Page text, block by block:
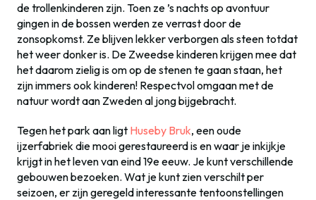
de trollenkinderen zijn. Toen ze ’s nachts op avontuur
gingen in de bossen werden ze verrast door de
zonsopkomst. Ze blijven lekker verborgen als steen totdat
het weer donker is. De Zweedse kinderen krijgen mee dat
het daarom zielig is om op de stenen te gaan staan, het
zijn immers ook kinderen! Respectvol omgaan met de
natuur wordt aan Zweden al jong bijgebracht.
Tegen het park aan ligt Huseby Bruk, een oude
ijzerfabriek die mooi gerestaureerd is en waar je inkijkje
krijgt in het leven van eind 19e eeuw. Je kunt verschillende
gebouwen bezoeken. Wat je kunt zien verschilt per
seizoen, er zijn geregeld interessante tentoonstellingen